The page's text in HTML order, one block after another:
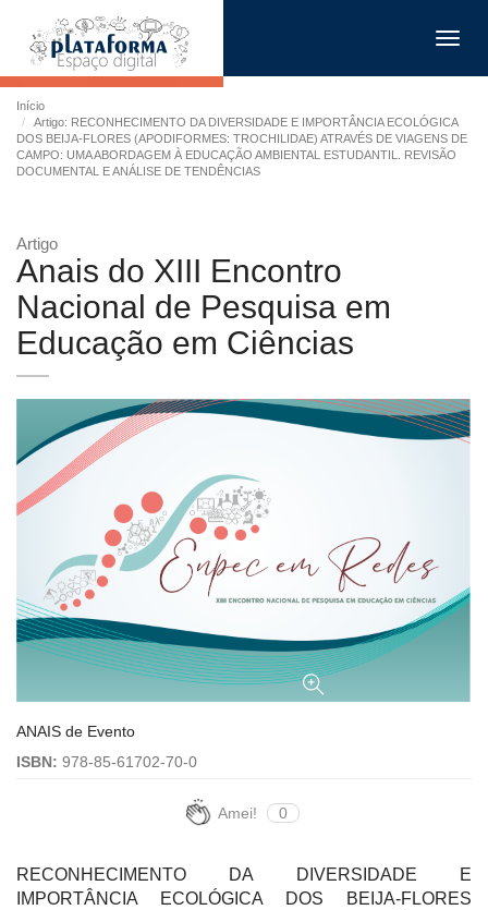
Início
Artigo: RECONHECIMENTO DA DIVERSIDADE E IMPORTÂNCIA ECOLÓGICA
DOS BEIJA-FLORES (APODIFORMES: TROCHILIDAE) ATRAVÉS DE VIAGENS DE
CAMPO: UMA ABORDAGEM À EDUCAÇÃO AMBIENTAL ESTUDANTIL. REVISÃO
DOCUMENTAL E ANÁLISE DE TENDÊNCIAS
Artigo
Anais do XIII Encontro
Nacional de Pesquisa em
Educação em Ciências
ANAIS de Evento
ISBN: 978-85-61702-70-0
Amei! 0
RECONHECIMENTO DA DIVERSIDADE E
IMPORTÂNCIA ECOLÓGICA DOS BEIJA-FLORES